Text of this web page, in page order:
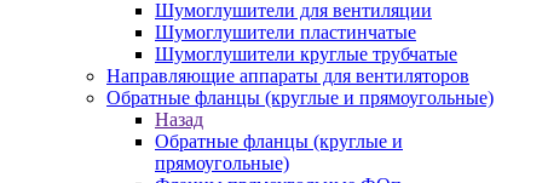
Шумоглушители для вентиляции
Шумоглушители пластинчатые
Шумоглушители круглые трубчатые
Направляющие аппараты для вентиляторов
Обратные фланцы (круглые и прямоугольные)
Назад
Обратные фланцы (круглые и
прямоугольные)